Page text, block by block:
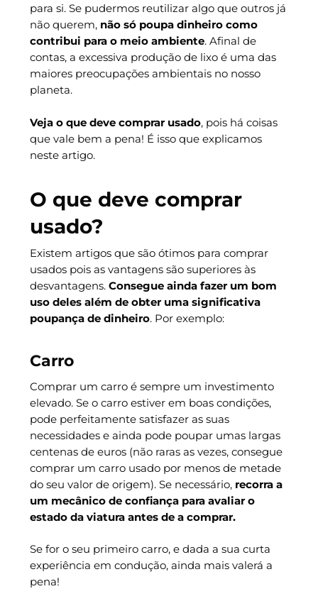
para si. Se pudermos reutilizar algo que outros já
não querem, não só poupa dinheiro como
contribui para o meio ambiente. Afinal de
contas, a excessiva produção de lixo é uma das
maiores preocupações ambientais no nosso
planeta.
Veja o que deve comprar usado, pois há coisas
que vale bem a pena! É isso que explicamos
neste artigo.
O que deve comprar
usado?
Existem artigos que são ótimos para comprar
usados pois as vantagens são superiores às
desvantagens. Consegue ainda fazer um bom
uso deles além de obter uma significativa
poupança de dinheiro. Por exemplo:
Carro
Comprar um carro é sempre um investimento
elevado. Se o carro estiver em boas condições,
pode perfeitamente satisfazer as suas
necessidades e ainda pode poupar umas largas
centenas de euros (não raras as vezes, consegue
comprar um carro usado por menos de metade
do seu valor de origem). Se necessário, recorra a
um mecânico de confiança para avaliar o
estado da viatura antes de a comprar.
Se for o seu primeiro carro, e dada a sua curta
experiência em condução, ainda mais valerá a
pena!